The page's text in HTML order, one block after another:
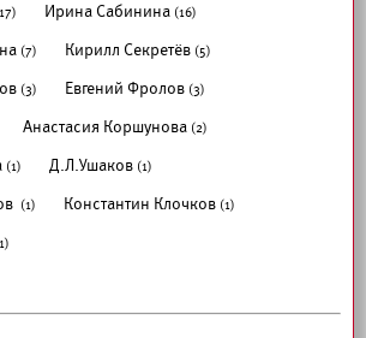
Ирина Сабинина (16)
(7) Кирилл Секретёв (5)
(3) Евгений Фролов (3)
Анастасия Коршунова (2)
(1) Д.Л.Ушаков (1)
(1) Константин Клочков (1)